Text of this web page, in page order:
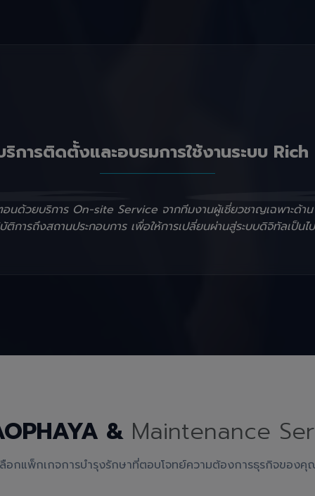
ริการติดตั้งและอบรมการใช้งานระบบ Rich
อนด้วยบริการ On-site Service จากทีมงานผู้เชี่ยวชาญเฉพาะด้า
การถึงสถานประกอบการ เพื่อให้การเปลี่ยนผ่านสู่ระบบดิจิทัลเป็นไ
& Maintenance
อกแพ็กเกจการบำรุงรักษาที่ตอบโจทย์ความต้องการธุรกิจของ